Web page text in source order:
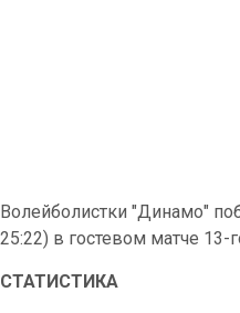
Волейболистки "Динамо"
25:22) в гостевом матче 13-
СТАТИСТИКА